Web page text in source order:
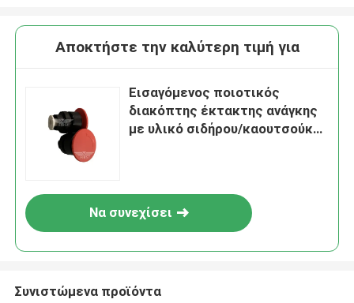
Αποκτήστε την καλύτερη τιμή για
Εισαγόμενος ποιοτικός
διακόπτης έκτακτης ανάγκης
με υλικό σιδήρου/καουτσούκ
Να συνεχίσει
Συνιστώμενα προϊόντα